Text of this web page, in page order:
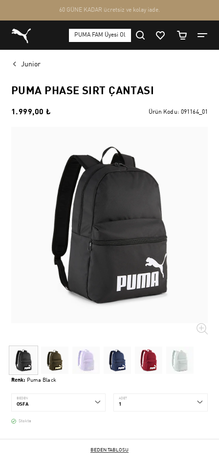
Junior
PUMA PHASE SIRT ÇANTASI
1.999,00 ₺ Ürün Kodu: 091164_01
Renk: Puma Black
BEDEN ADET
Stokta
BEDEN TABLOSU